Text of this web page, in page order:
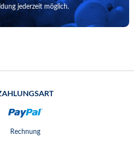
jederzeit möglich.
Rechnung